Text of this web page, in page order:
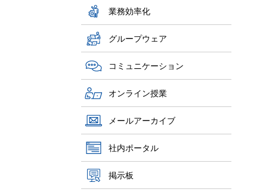
業務効率化
グループウェア
コミュニケーション
オンライン授業
メールアーカイブ
社内ポータル
掲示板